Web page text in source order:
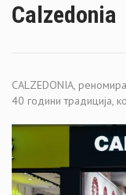
Calzedonia
CALZEDONIA,
40 години традиција,